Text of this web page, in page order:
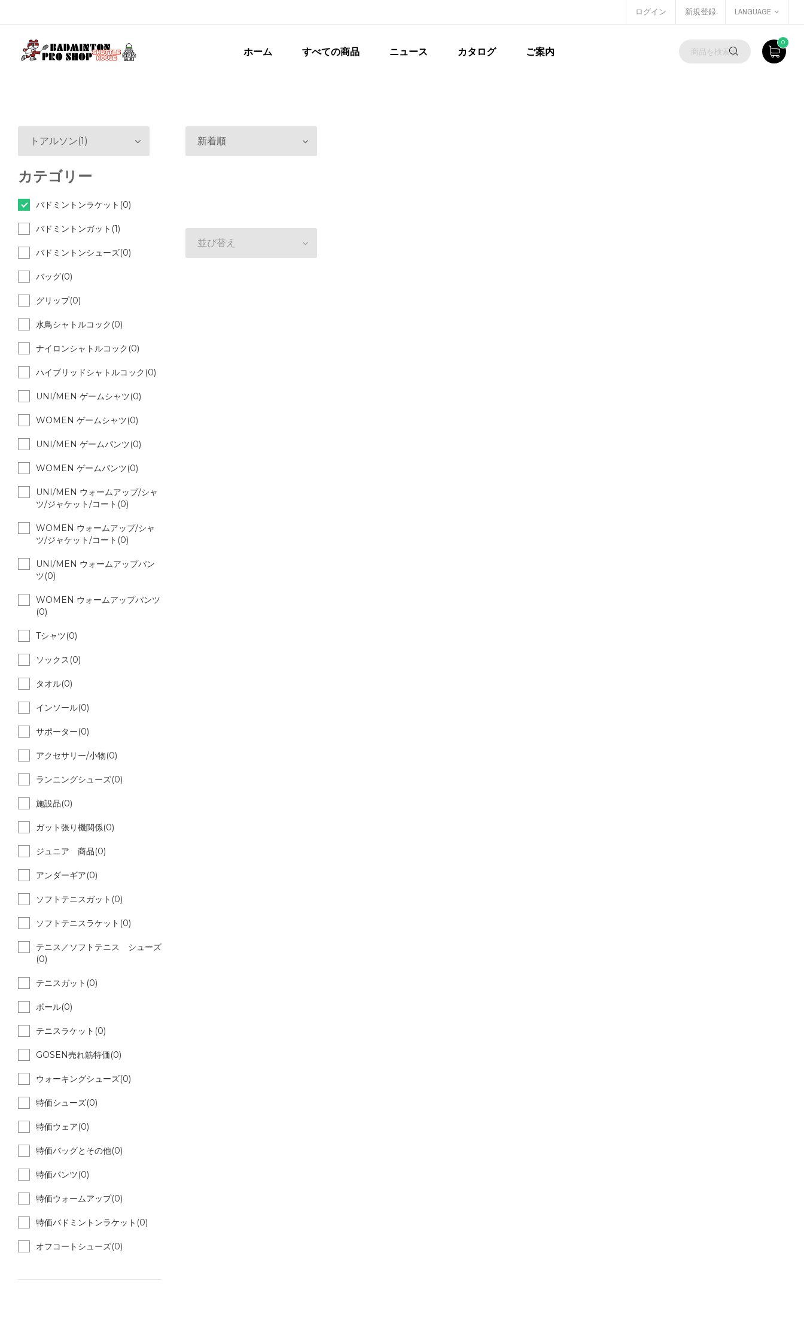
ログイン 新規登録 LANGUAGE
ホーム すべての商品 ニュース カタログ ご案内
0
新着順
並び替え
トアルソン(1)
カテゴリー
バドミントンラケット(0)
バドミントンガット(1)
バドミントンシューズ(0)
バッグ(0)
グリップ(0)
水鳥シャトルコック(0)
ナイロンシャトルコック(0)
ハイブリッドシャトルコック(0)
UNI/MEN ゲームシャツ(0)
WOMEN ゲームシャツ(0)
UNI/MEN ゲームパンツ(0)
WOMEN ゲームパンツ(0)
UNI/MEN ウォームアップ/シャ
ツ/ジャケット/コート(0)
WOMEN ウォームアップ/シャ
ツ/ジャケット/コート(0)
UNI/MEN ウォームアップパン
ツ(0)
WOMEN ウォームアップパンツ
(0)
Tシャツ(0)
ソックス(0)
タオル(0)
インソール(0)
サポーター(0)
アクセサリー/小物(0)
ランニングシューズ(0)
施設品(0)
ガット張り機関係(0)
ジュニア 商品(0)
アンダーギア(0)
ソフトテニスガット(0)
ソフトテニスラケット(0)
テニス／ソフトテニス シューズ
(0)
テニスガット(0)
ボール(0)
テニスラケット(0)
GOSEN売れ筋特価(0)
ウォーキングシューズ(0)
特価シューズ(0)
特価ウェア(0)
特価バッグとその他(0)
特価パンツ(0)
特価ウォームアップ(0)
特価バドミントンラケット(0)
オフコートシューズ(0)